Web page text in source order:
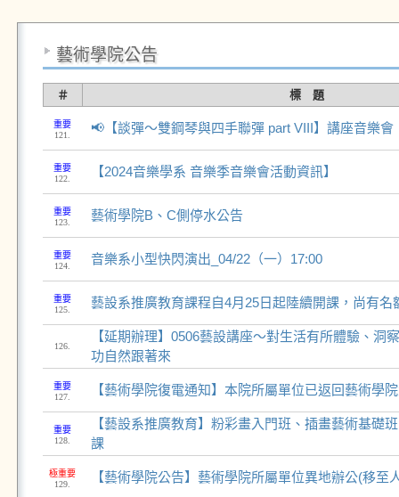
藝術學院公告
＃ 標 題
重要
121.
📢【談彈～雙鋼琴與四手聯彈 part VIII】講座音樂會
重要
122.
【2024音樂學系 音樂季音樂會活動資訊】
重要
123.
藝術學院B、C側停水公告
重要
124.
音樂系小型快閃演出_04/22（一）17:00
重要
125.
藝設系推廣教育課程自4月25日起陸續開課，尚有名
126.
【延期辦理】0506藝設講座～對生活有所體驗、洞
功自然跟著來
重要
127.
【藝術學院復電通知】本院所屬單位已返回藝術學
重要
128.
【藝設系推廣教育】粉彩畫入門班、插畫藝術基礎
課
極重要
129.
【藝術學院公告】藝術學院所屬單位異地辦公(移至